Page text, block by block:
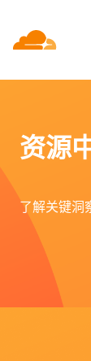
资源
了解关键洞